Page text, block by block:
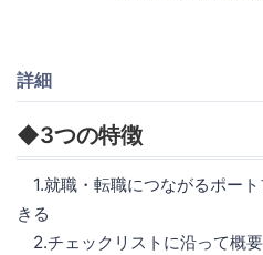
詳細
◆3つの特徴
1.就職・転職につながるポー
きる
2.チェックリストに沿って概